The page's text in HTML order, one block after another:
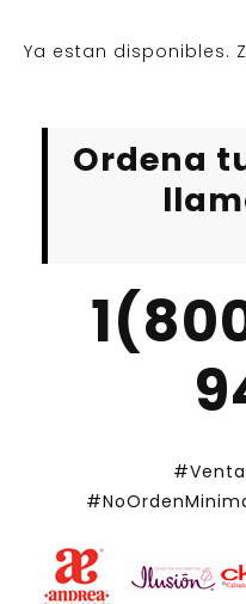
Ya estan disponibles.
Ordena